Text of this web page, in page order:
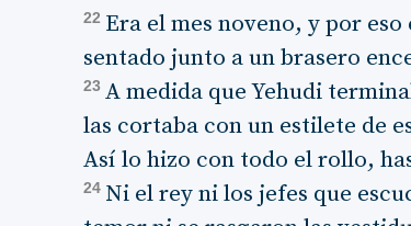
22 Era el mes noveno, y por
sentado junto a un brasero
23 A medida que Yehudi
las cortaba con un estilete de
Así lo hizo con todo el rollo,
24 Ni el rey ni los jefes que